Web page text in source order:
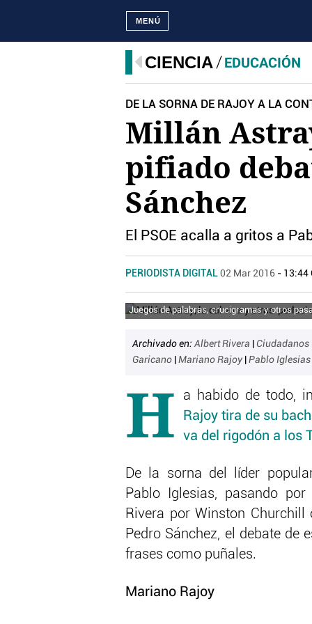
MENÚ
CIENCIA EDUCACIÓN
DE LA SORNA DE RAJOY A LA
Millán
pifiado
Sánchez
El PSOE acalla a gritos a
PERIODISTA DIGITAL 02 Mar 2016 - 13:44
Juegos de palabras, crucigramas y otros
Archivado en: Albert Rivera Ciudadanos
Garicano
Mariano Rajoy Pablo Iglesias
H
a habido de todo,
Rajoy tira de su
va del rigodón a los
De la sorna del líder
Pablo Iglesias, pasando
Rivera por Winston
Pedro Sánchez, el debate de
frases como puñales.
Mariano Rajoy